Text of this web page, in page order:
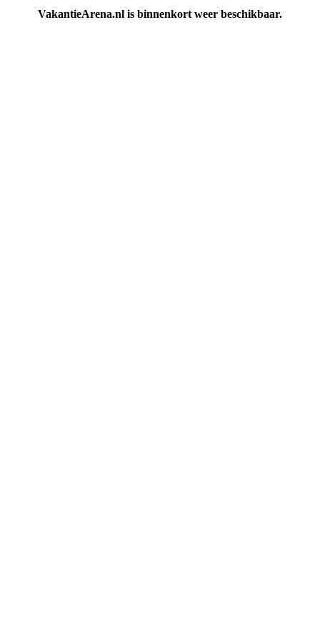
VakantieArena.nl is binnenkort weer beschikbaar.